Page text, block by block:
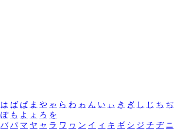
は ば ぱ ま や ゃ ら わ ゎ ん い ぃ き ぎ し じ ち ぢ
ぽ も よ ょ ろ を
バ パ マ ヤ ャ ラ ワ ヮ ン イ ィ キ ギ シ ジ チ ヂ ニ